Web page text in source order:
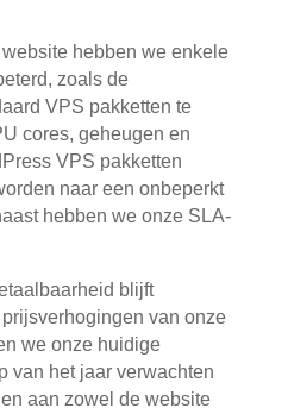
hebben we enkele
zoals de
VPS pakketten te
cores, geheugen en
VPS pakketten
naar een onbeperkt
hebben we onze SLA-
blijft
van onze
we onze huidige
van het jaar verwachten
aan zowel de website